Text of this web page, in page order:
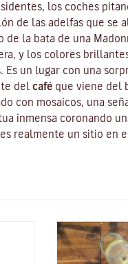
los coches
de las adelfas que se
de la bata de una
y los colores
Es un lugar con una
del café que viene del
con mosaicos, una
inmensa coronando
es realmente un sitio en